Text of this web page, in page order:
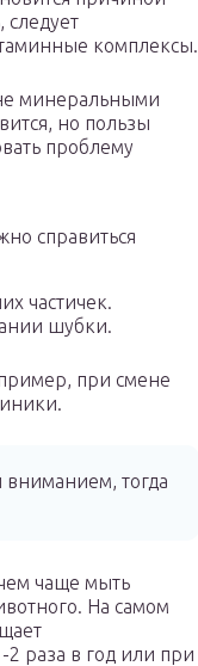
следует
комплексы.
минеральными
но пользы
проблему
справиться
частичек.
шубки.
при смене
тогда
чаще мыть
На самом
раза в год или при